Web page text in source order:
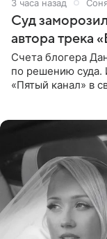
3 часа назад
Суд
автора трека
Счета блогера
по решению суда.
«Пятый канал» в